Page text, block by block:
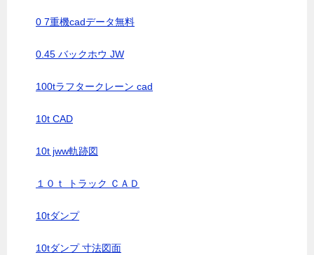
0 7重機cadデータ無料
0.45 バックホウ JW
100tラフタークレーン cad
10t CAD
10t jww軌跡図
１０ｔ トラック ＣＡＤ
10tダンプ
10tダンプ 寸法図面